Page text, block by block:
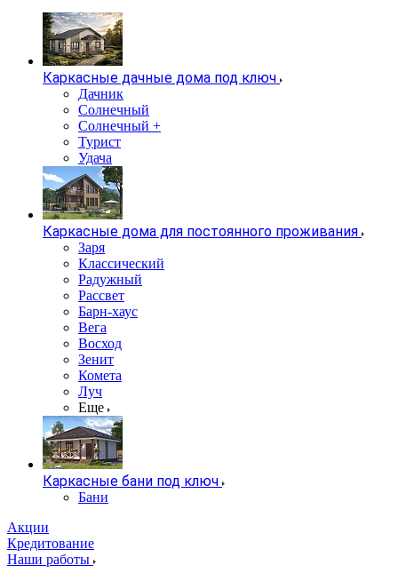
Каркасные дачные дома под ключ
Дачник
Солнечный
Солнечный +
Турист
Удача
Каркасные дома для постоянного проживания
Заря
Классический
Радужный
Рассвет
Барн-хаус
Вега
Восход
Зенит
Комета
Луч
Еще
Каркасные бани под ключ
Бани
Акции
Кредитование
Наши работы